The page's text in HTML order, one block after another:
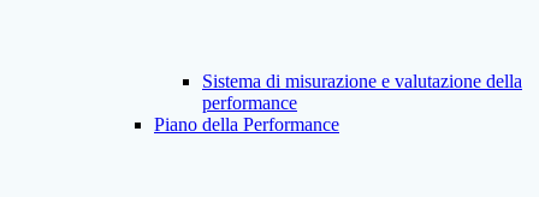
Sistema di misurazione e valutazione della
performance
Piano della Performance